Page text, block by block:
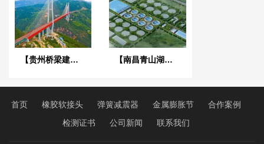
【贵州桥梁建设集团1029工程项目】橡胶接头合同 【南昌青山湖污水处理厂】DN2000橡胶接头合同
首页 橡胶软接头 弹簧减震器 金属膨胀节
合作案例
检测证书
公司新闻 联系我们